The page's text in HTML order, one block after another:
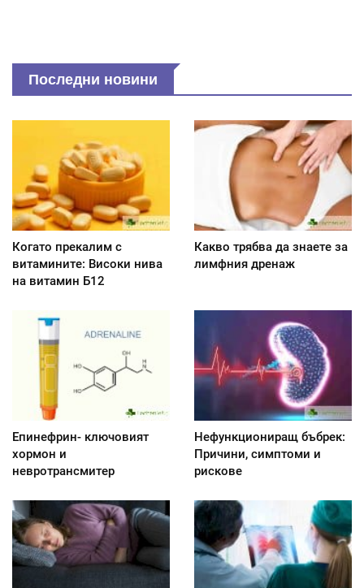
Последни новини
Когато прекалим с
витамините: Високи нива
на витамин Б12
Какво трябва да знаете за
лимфния дренаж
Епинефрин- ключовият
хормон и
невротрансмитер
Нефункциониращ бъбрек:
Причини, симптоми и
рискове